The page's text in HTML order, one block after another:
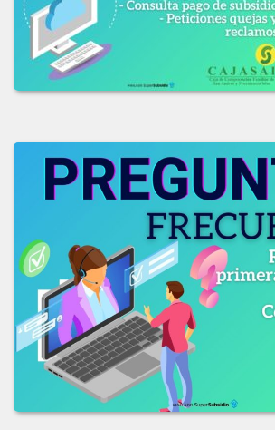
ADJUDICACION_LICITACION_001-2019.pdf
COMUNICADO_ADJUDICACION_LIC_003-2019.pdf
COMUNICADO_LIC_002_2019.pdf
INFO_EVALUACION_COMITE_COMPRAS_LIC_002-2019.pdf
INFO_EVAL_COMITE_COMPRAS_LIC_001_2019.pdf
LICITACION_DE_OFEERAS_001-2019.pdf
LICITACION_DE_OFERTAS_002-2019.pdf
LICITACION_DE_OFERTAS_No_003-2019.PDF
2018
LICITACION_OFERTAS_No_006-2018.pdf